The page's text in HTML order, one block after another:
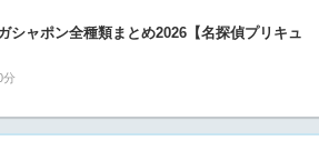
シャポン全種類まとめ2026【名探偵プリキュ
分